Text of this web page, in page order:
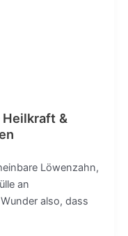
Heilkraft &
Löwenzahn,
an
also, dass